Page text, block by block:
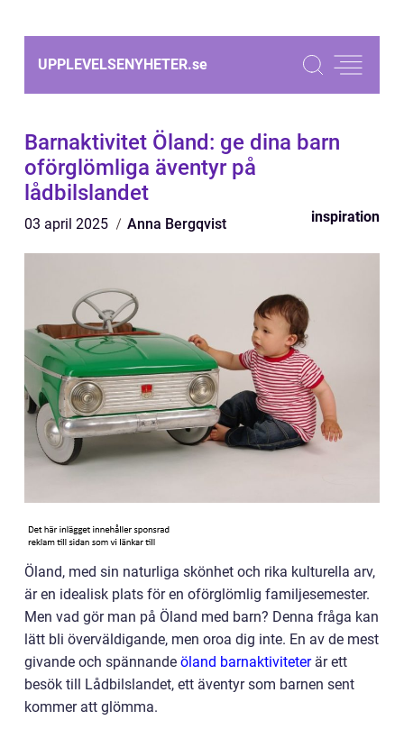
UPPLEVELSENYHETER.se
Barnaktivitet Öland: ge dina barn
oförglömliga äventyr på
lådbilslandet
03 april 2025 Anna Bergqvist inspiration
Öland, med sin naturliga skönhet och rika kulturella arv,
är en idealisk plats för en oförglömlig familjesemester.
Men vad gör man på Öland med barn? Denna fråga kan
lätt bli överväldigande, men oroa dig inte. En av de mest
givande och spännande öland barnaktiviteterär ett
besök till Lådbilslandet, ett äventyr som barnen sent
kommer att glömma.